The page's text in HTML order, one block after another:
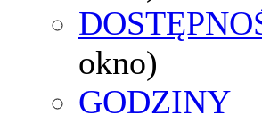
okno)
GODZINY